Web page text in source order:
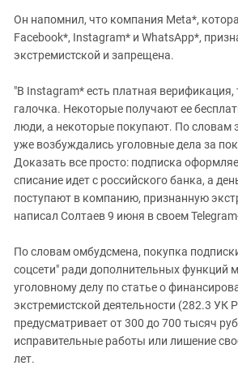
Он напомнил, что компания Meta*,
Facebook*, Instagram* и WhatsApp*,
экстремистской и запрещена.
"В Instagram* есть платная верификация,
галочка. Некоторые получают ее
люди, а некоторые покупают. По словам
уже возбуждались уголовные дела за
Доказать все просто: подписка
списание идет с российского банка, а
поступают в компанию, признанную
написал Солтаев 9 июня в своем
По словам омбудсмена, покупка
соцсети" ради дополнительных функций
уголовному делу по статье о
экстремистской деятельности (282.3 УК
предусматривает от 300 до 700 тысяч
исправительные работы или лишение
лет.